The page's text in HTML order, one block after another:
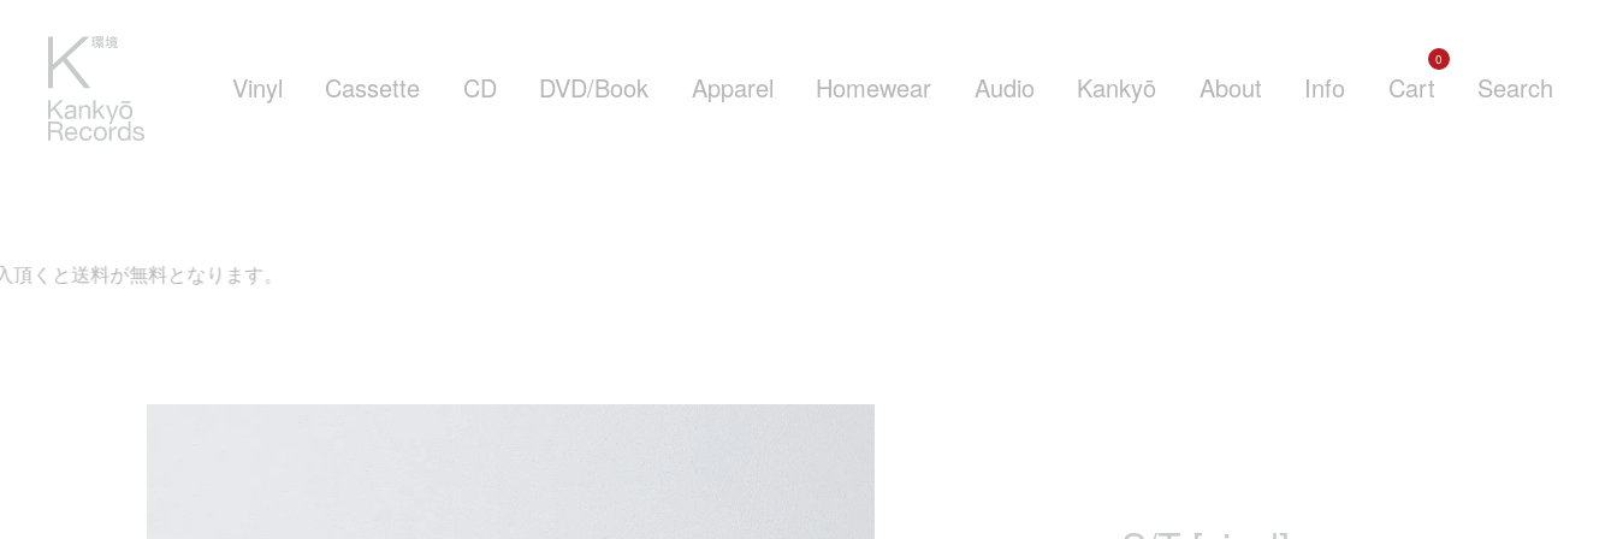
Vinyl Cassette CD DVD/Book Apparel Homewear Audio Kankyō About Info Cart
0
Search
となります。